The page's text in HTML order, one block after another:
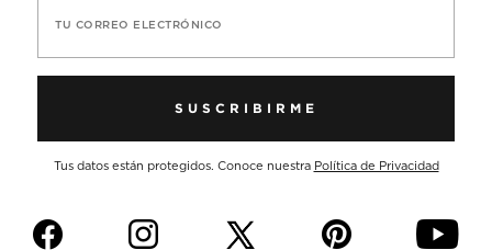
TU CORREO ELECTRÓNICO
SUSCRIBIRME
Tus datos están protegidos. Conoce nuestra Política de Privacidad
f i p y